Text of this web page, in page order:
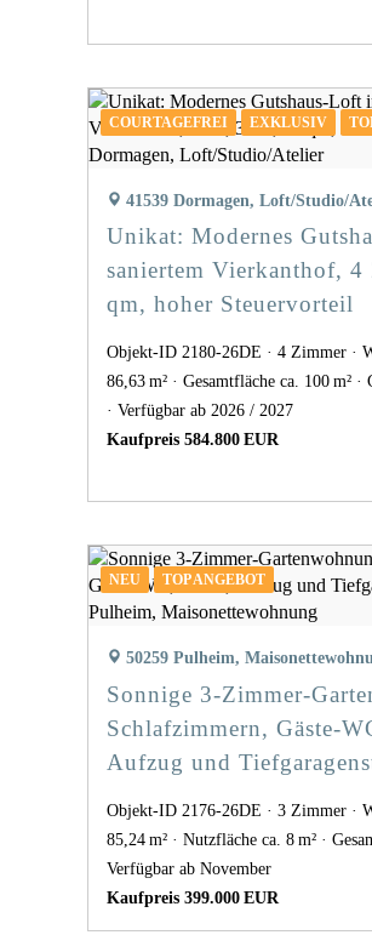
COURTAGEFREI EXKLUSIV
41539 Dormagen, Loft/Studio/
Unikat: Modernes
saniertem Vierkanthof,
qm, hoher Steuervorteil
Objekt-ID 2180-26DE 4 Zimmer
86,63 m²
Gesamtfläche ca. 100 m²
Verfügbar ab 2026 / 2027
Kaufpreis 584.800 EUR
NEU TOP ANGEBOT
50259 Pulheim,
Sonnige 3-Zimmer-
Schlafzimmern, Gäste-
Aufzug und
Objekt-ID 2176-26DE 3 Zimmer
85,24 m²
Nutzfläche ca. 8 m²
Verfügbar ab November
Kaufpreis 399.000 EUR